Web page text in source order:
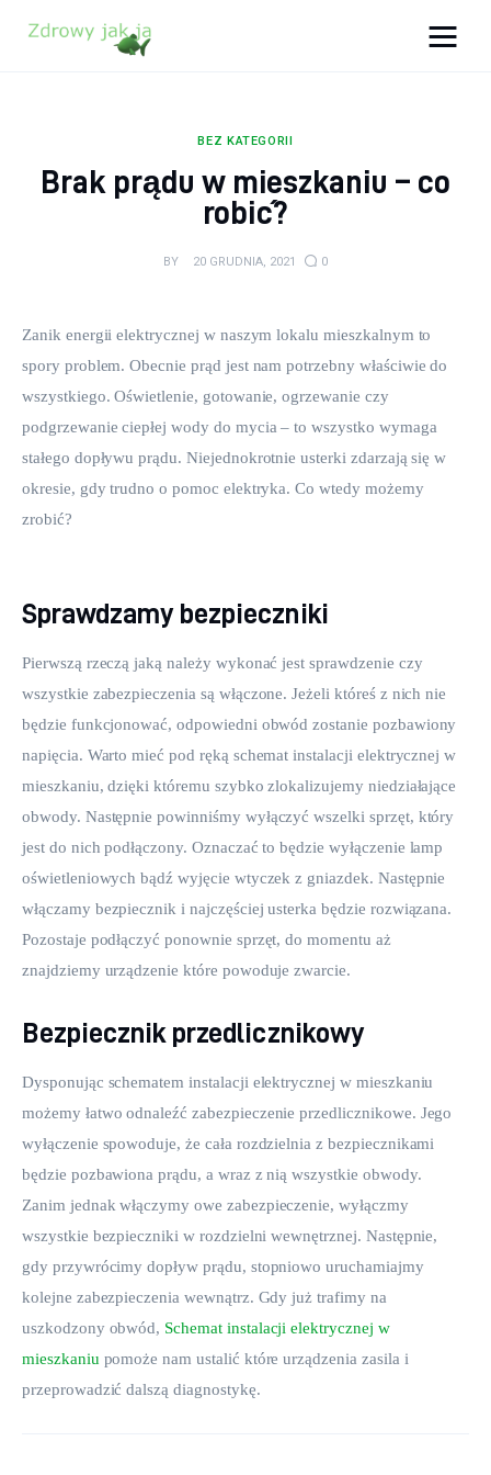
Zdrowy jak ja
Lifestyle
Porady
Kontakt
BEZ KATEGORII
Brak prądu w mieszkaniu – co
robić?
BY 20 GRUDNIA, 2021 0
Zanik energii elektrycznej w naszym lokalu mieszkalnym to
spory problem. Obecnie prąd jest nam potrzebny właściwie do
wszystkiego. Oświetlenie, gotowanie, ogrzewanie czy
podgrzewanie ciepłej wody do mycia – to wszystko wymaga
stałego dopływu prądu. Niejednokrotnie usterki zdarzają się w
okresie, gdy trudno o pomoc elektryka. Co wtedy możemy
zrobić?
Sprawdzamy bezpieczniki
Pierwszą rzeczą jaką należy wykonać jest sprawdzenie czy
wszystkie zabezpieczenia są włączone. Jeżeli któreś z nich nie
będzie funkcjonować, odpowiedni obwód zostanie pozbawiony
napięcia. Warto mieć pod ręką schemat instalacji elektrycznej w
mieszkaniu, dzięki któremu szybko zlokalizujemy niedziałające
obwody. Następnie powinniśmy wyłączyć wszelki sprzęt, który
jest do nich podłączony. Oznaczać to będzie wyłączenie lamp
oświetleniowych bądź wyjęcie wtyczek z gniazdek. Następnie
włączamy bezpiecznik i najczęściej usterka będzie rozwiązana.
Pozostaje podłączyć ponownie sprzęt, do momentu aż
znajdziemy urządzenie które powoduje zwarcie.
Bezpiecznik przedlicznikowy
Dysponując schematem instalacji elektrycznej w mieszkaniu
możemy łatwo odnaleźć zabezpieczenie przedlicznikowe. Jego
wyłączenie spowoduje, że cała rozdzielnia z bezpiecznikami
będzie pozbawiona prądu, a wraz z nią wszystkie obwody.
Zanim jednak włączymy owe zabezpieczenie, wyłączmy
wszystkie bezpieczniki w rozdzielni wewnętrznej. Następnie,
gdy przywrócimy dopływ prądu, stopniowo uruchamiajmy
kolejne zabezpieczenia wewnątrz. Gdy już trafimy na
uszkodzony obwód, Schemat instalacji elektrycznej w
mieszkaniu pomoże nam ustalić które urządzenia zasila i
przeprowadzić dalszą diagnostykę.